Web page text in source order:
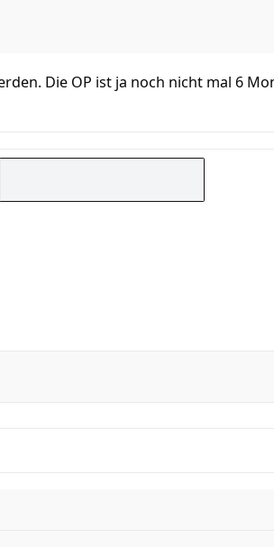
Die OP ist ja noch nicht mal 6